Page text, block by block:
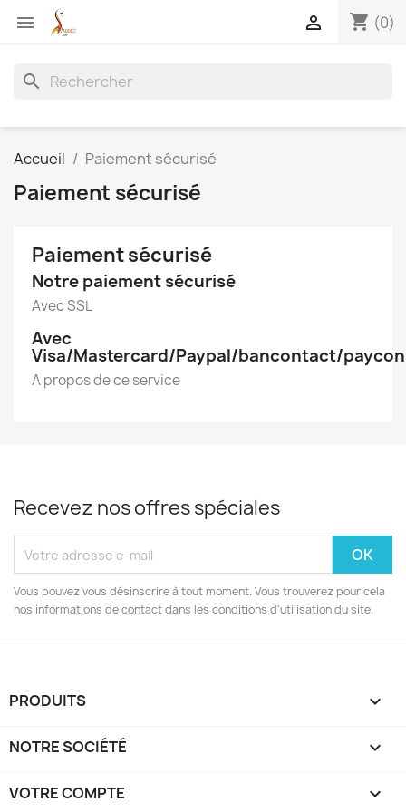
 shopping_cart (0)

search
Accueil Paiement sécurisé
Paiement sécurisé
Paiement sécurisé
Notre paiement sécurisé
Avec SSL
Avec
Visa/Mastercard/Paypal/bancontact/
A propos de ce service
Recevez nos offres spéciales
Vous pouvez vous désinscrire à tout moment. Vous trouverez pour cela
nos informations de contact dans les conditions d'utilisation du site.
PRODUITS 
NOTRE SOCIÉTÉ 
VOTRE COMPTE 